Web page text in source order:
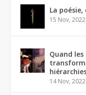
La
15 Nov, 2022
Quand
14 Nov, 2022